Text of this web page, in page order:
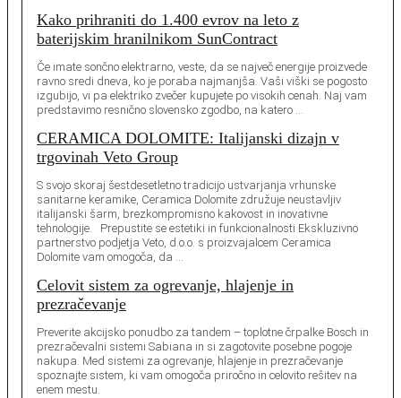
Kako prihraniti do 1.400 evrov na leto z
baterijskim hranilnikom SunContract
Če imate sončno elektrarno, veste, da se največ energije proizvede
ravno sredi dneva, ko je poraba najmanjša. Vaši viški se pogosto
izgubijo, vi pa elektriko zvečer kupujete po visokih cenah. Naj vam
predstavimo resnično slovensko zgodbo, na katero …
CERAMICA DOLOMITE: Italijanski dizajn v
trgovinah Veto Group
S svojo skoraj šestdesetletno tradicijo ustvarjanja vrhunske
sanitarne keramike, Ceramica Dolomite združuje neustavljiv
italijanski šarm, brezkompromisno kakovost in inovativne
tehnologije. Prepustite se estetiki in funkcionalnosti Ekskluzivno
partnerstvo podjetja Veto, d.o.o. s proizvajalcem Ceramica
Dolomite vam omogoča, da …
Celovit sistem za ogrevanje, hlajenje in
prezračevanje
Preverite akcijsko ponudbo za tandem – toplotne črpalke Bosch in
prezračevalni sistemi Sabiana in si zagotovite posebne pogoje
nakupa. Med sistemi za ogrevanje, hlajenje in prezračevanje
spoznajte sistem, ki vam omogoča priročno in celovito rešitev na
enem mestu.